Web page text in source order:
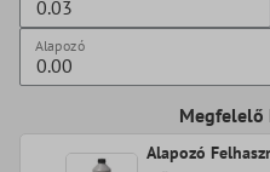
Alapozó
Megfelelő
Alapozó